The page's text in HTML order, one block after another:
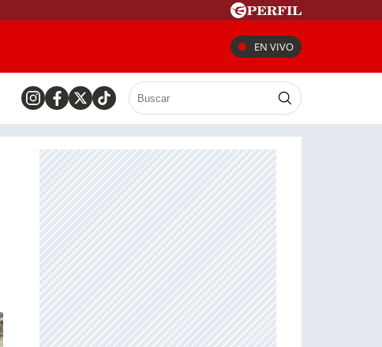
EN VIVO